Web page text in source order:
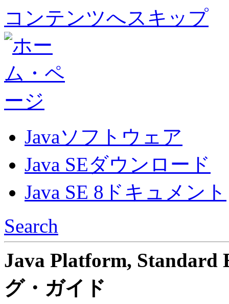
コンテンツへスキップ
Javaソフトウェア
Java SEダウンロード
Java SE 8ドキュメント
Search
Java Platform,
グ・ガイド